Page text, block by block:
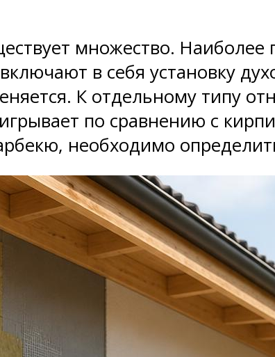
множество. Наиболее
в себя установку
К отдельному типу
по сравнению с
необходимо